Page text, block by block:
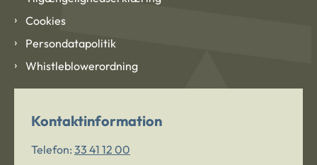
Cookies
Persondatapolitik
Whistleblowerordning
Kontaktinformation
Telefon: 33 41 12 00